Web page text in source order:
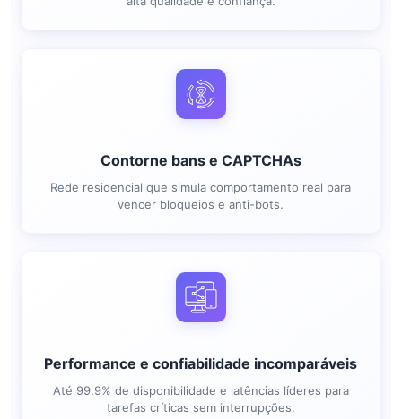
Contorne bans e CAPTCHAs
Rede residencial que simula comportamento real para
vencer bloqueios e anti-bots.
Performance e confiabilidade incomparáveis
Até 99.9% de disponibilidade e latências líderes para
tarefas críticas sem interrupções.